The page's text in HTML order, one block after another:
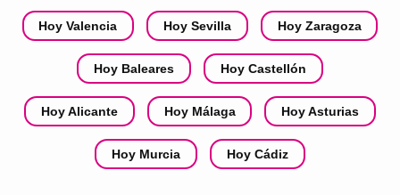
Hoy Valencia Hoy Sevilla Hoy Zaragoza
Hoy Baleares Hoy Castellón
Hoy Alicante Hoy Málaga Hoy Asturias
Hoy Murcia Hoy Cádiz